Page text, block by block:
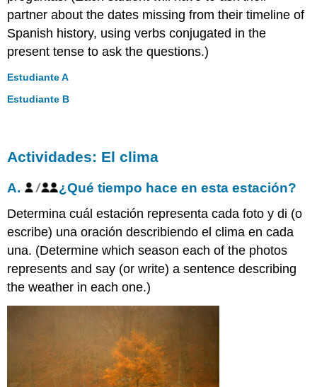
partner about the dates missing from their timeline of
Spanish history, using verbs conjugated in the
present tense to ask the questions.)
Estudiante A
Estudiante B
Actividades: El clima
A. ¿Qué tiempo hace en esta estación?
Determina cuál estación representa cada foto y di (o
escribe) una oración describiendo el clima en cada
una. (Determine which season each of the photos
represents and say (or write) a sentence describing
the weather in each one.)